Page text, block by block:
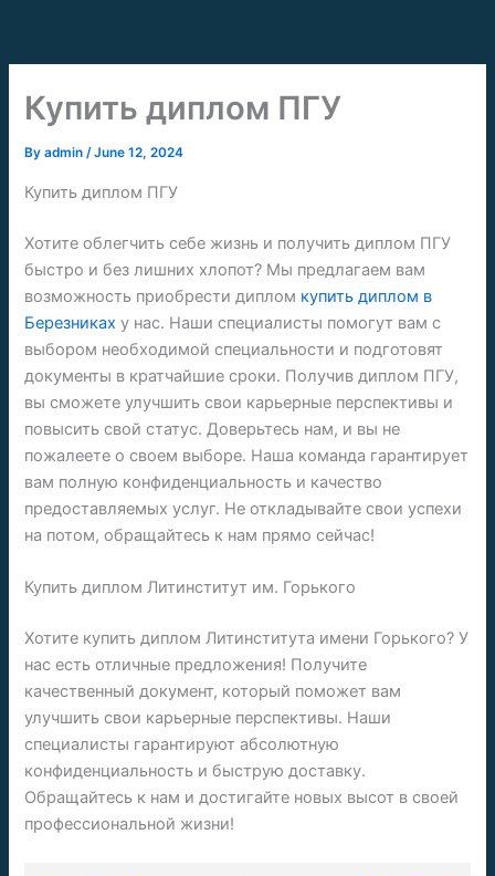
content
Купить диплом ПГУ
Byadmin/June 12, 2024
Купить диплом ПГУ
Хотите облегчить себе жизнь и получить диплом ПГУ
быстро и без лишних хлопот? Мы предлагаем вам
возможность приобрести диплом купить диплом в
Березниках у нас. Наши специалисты помогут вам с
выбором необходимой специальности и подготовят
документы в кратчайшие сроки. Получив диплом ПГУ,
вы сможете улучшить свои карьерные перспективы и
повысить свой статус. Доверьтесь нам, и вы не
пожалеете о своем выборе. Наша команда гарантирует
вам полную конфиденциальность и качество
предоставляемых услуг. Не откладывайте свои успехи
на потом, обращайтесь к нам прямо сейчас!
Купить диплом Литинститут им. Горького
Хотите купить диплом Литинститута имени Горького? У
нас есть отличные предложения! Получите
качественный документ, который поможет вам
улучшить свои карьерные перспективы. Наши
специалисты гарантируют абсолютную
конфиденциальность и быструю доставку.
Обращайтесь к нам и достигайте новых высот в своей
профессиональной жизни!